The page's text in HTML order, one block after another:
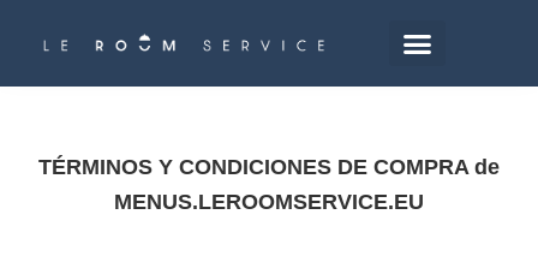
contenido
TÉRMINOS Y CONDICIONES DE COMPRA de
MENUS.LEROOMSERVICE.EU